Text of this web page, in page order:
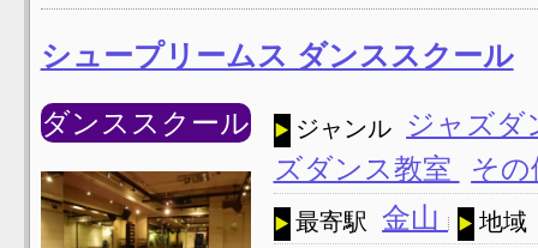
シュープリームス ダンススクール
ダンススクール ジャンル
ジャズ
ズダンス教室
そ
最寄駅 金山 地域